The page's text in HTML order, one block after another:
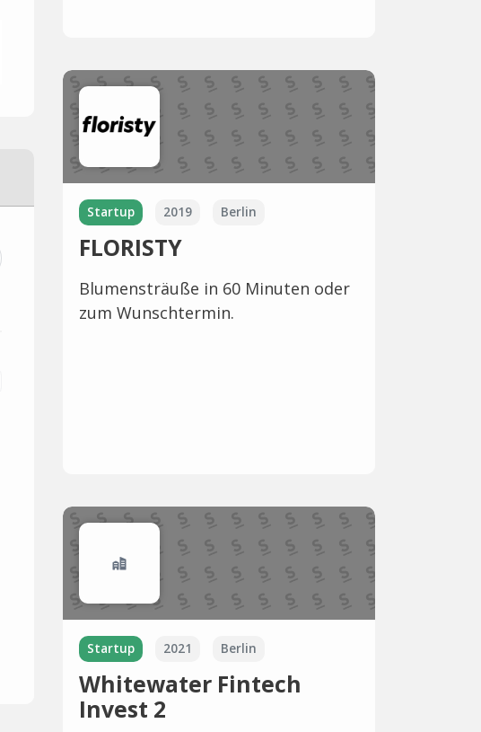
Startup 2019 Berlin
FLORISTY
Blumensträuße in 60 Minuten oder
zum Wunschtermin.
Startup 2021 Berlin
Whitewater Fintech
Invest 2